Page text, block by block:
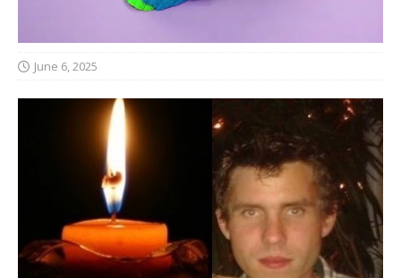
June 6, 2025